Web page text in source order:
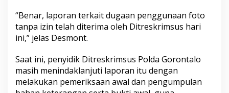
“Benar, laporan terkait dugaan penggunaan foto
tanpa izin telah diterima oleh Ditreskrimsus hari
ini,” jelas Desmont.
Saat ini, penyidik Ditreskrimsus Polda Gorontalo
masih menindaklanjuti laporan itu dengan
melakukan pemeriksaan awal dan pengumpulan